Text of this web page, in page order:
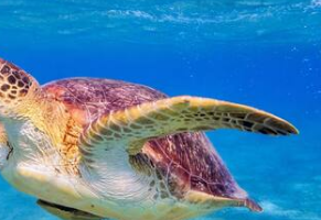
మాంసం తిని
78 మంది ఆసుపత్రి
10:36 am